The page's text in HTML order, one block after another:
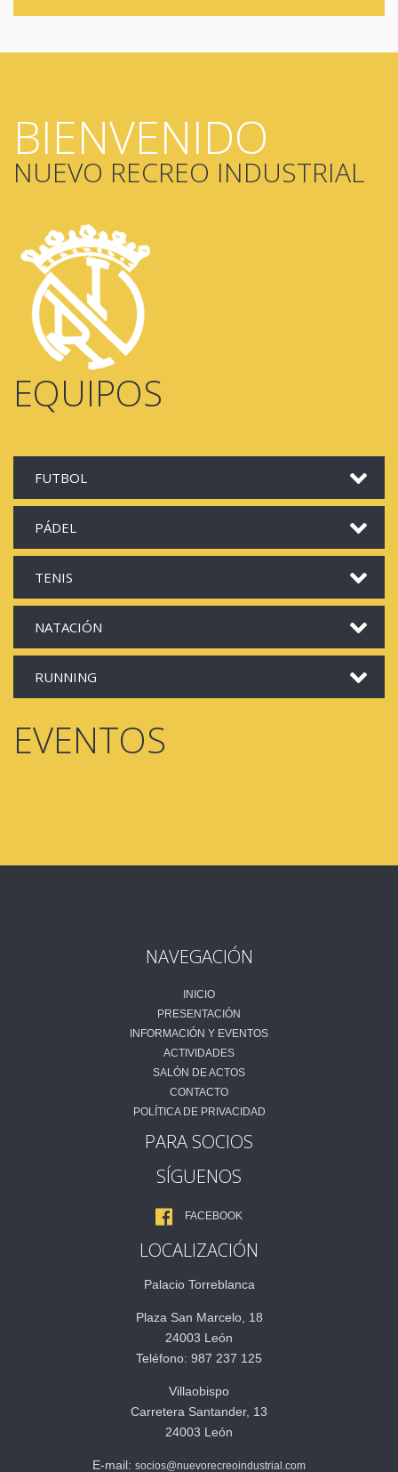
BIENVENIDO
NUEVO RECREO INDUSTRIAL
EQUIPOS
FUTBOL
PÁDEL
TENIS
NATACIÓN
RUNNING
EVENTOS
NAVEGACIÓN
INICIO
PRESENTACIÓN
INFORMACIÓN Y EVENTOS
ACTIVIDADES
SALÓN DE ACTOS
CONTACTO
POLÍTICA DE PRIVACIDAD
PARA SOCIOS
SÍGUENOS
FACEBOOK
LOCALIZACIÓN
Palacio Torreblanca
Plaza San Marcelo, 18
24003 León
Teléfono: 987 237 125
Villaobispo
Carretera Santander, 13
24003 León
E-mail: socios@nuevorecreoindustrial.com